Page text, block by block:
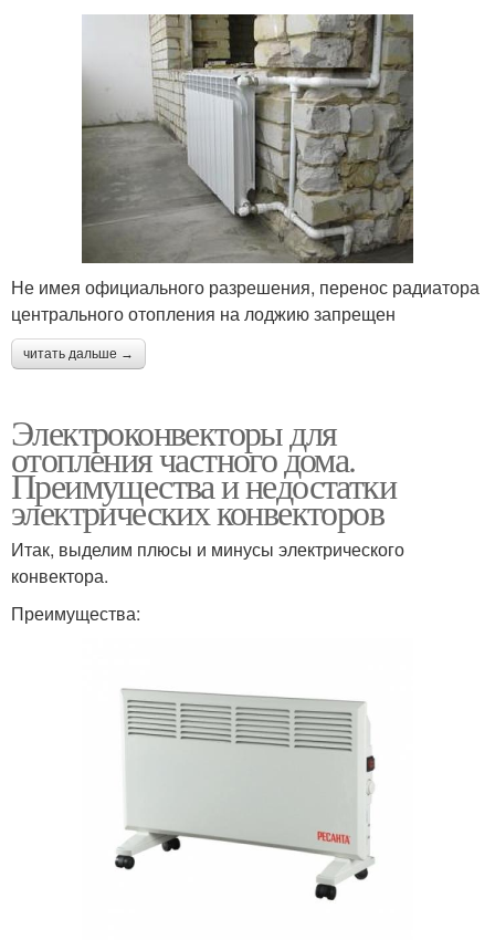
Не имея официального разрешения, перенос радиатора
центрального отопления на лоджию запрещен
читать дальше →
Электроконвекторы для
отопления частного дома.
Преимущества и недостатки
электрических конвекторов
Итак, выделим плюсы и минусы электрического
конвектора.
Преимущества: